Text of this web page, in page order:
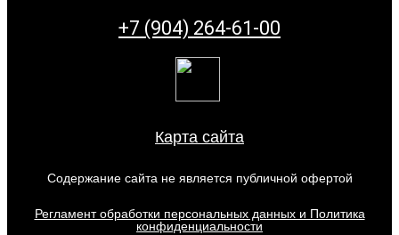
+7 (904) 264-61-00
Карта сайта
Содержание сайта не является публичной офертой
Регламент обработки персональных данных и Политика
конфиденциальности